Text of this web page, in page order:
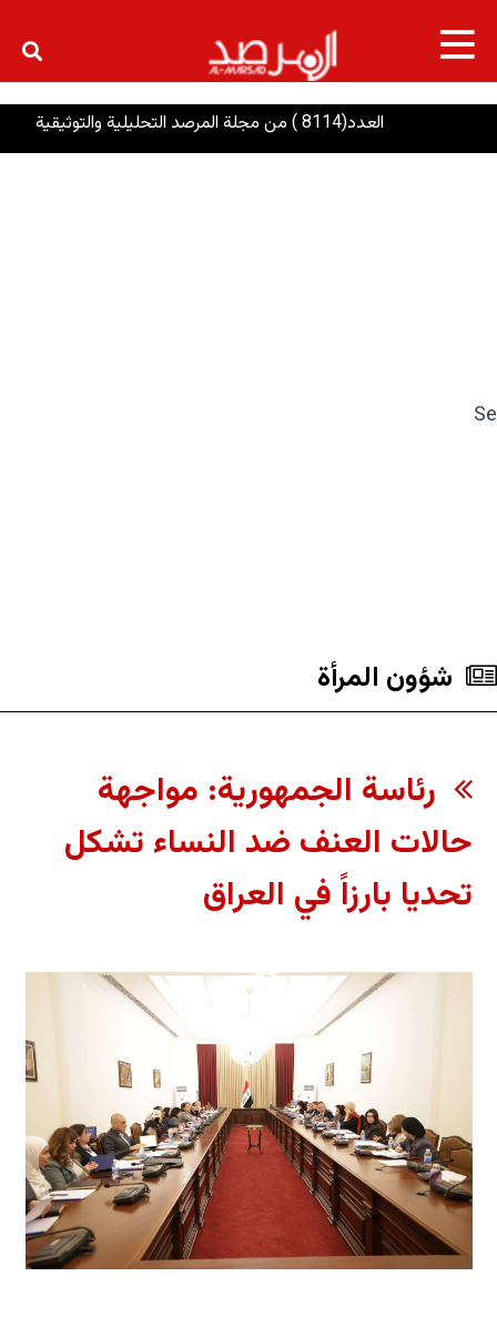
× العدد(8114 ) من مجلة المرصد التحليلية والتوثيقية
شؤون المرأة
رئاسة الجمهورية: مواجهة
حالات العنف ضد النساء تشكل
تحديا بارزاً في العراق